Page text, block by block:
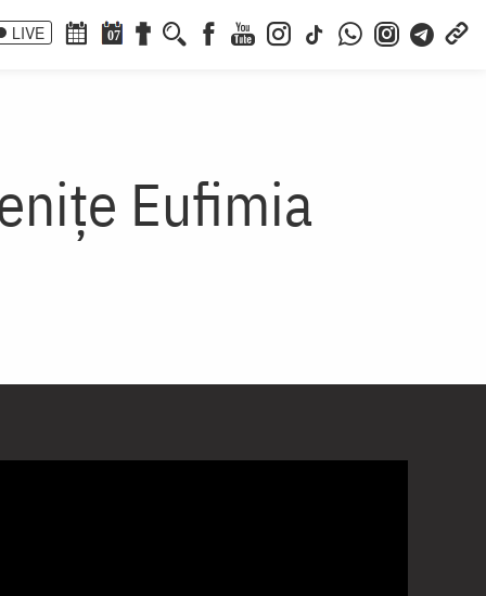
LIVE 07
Eufimia